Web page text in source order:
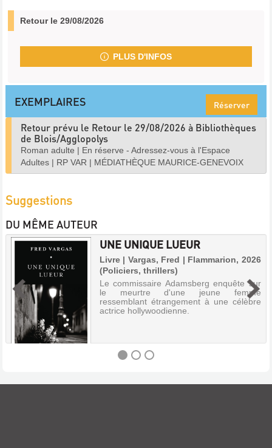
Retour le 29/08/2026
PLUS D'INFOS
EXEMPLAIRES Réserver
Retour prévu le Retour le 29/08/2026 à Bibliothèques
de Blois/Agglopolys
Roman adulte | En réserve - Adressez-vous à l'Espace
Adultes | RP VAR | MÉDIATHÈQUE MAURICE-GENEVOIX
Suggestions
DU MÊME AUTEUR
UNE UNIQUE LUEUR
Livre | Vargas, Fred | Flammarion, 2026
(Policiers, thrillers)
Le commissaire Adamsberg enquête sur
le meurtre d'une jeune femme
ressemblant étrangement à une célèbre
actrice hollywoodienne.